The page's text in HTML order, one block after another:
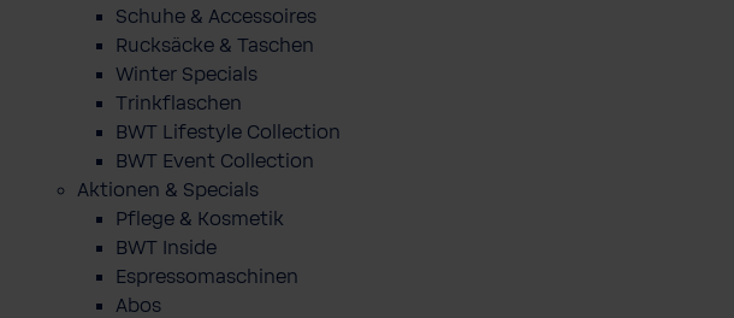
Schuhe & Accessoires
Rucksäcke & Taschen
Winter Specials
Trinkflaschen
BWT Lifestyle Collection
BWT Event Collection
Aktionen & Specials
Pflege & Kosmetik
BWT Inside
Espressomaschinen
Abos